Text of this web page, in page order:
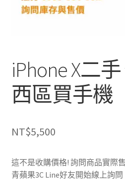
iPhone X二
西區買手機
NT$5,500
這不是收購價格! 詢問商品實際
青蘋果3C Line好友開始線上詢問